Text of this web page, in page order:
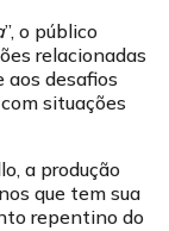
”, o público
relacionadas
aos desafios
situações
a produção
que tem sua
repentino do